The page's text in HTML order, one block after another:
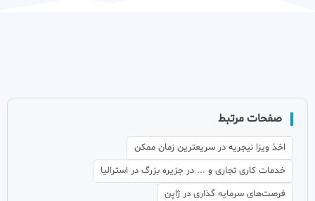
صفحات مرتبط
اخذ ویزا نیجریه در سریعترین زمان ممکن
خدمات کاری تجاری و ... در جزیره بزرگ در استرالیا
فرصت‌های سرمایه گذاری در ژاپن